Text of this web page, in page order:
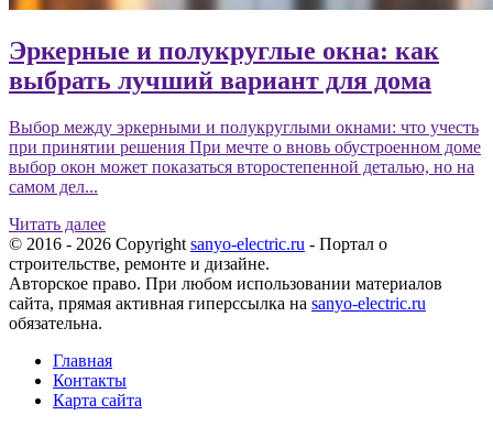
Эркерные и полукруглые окна: как
выбрать лучший вариант для дома
Выбор между эркерными и полукруглыми окнами: что учесть
при принятии решения При мечте о вновь обустроенном доме
выбор окон может показаться второстепенной деталью, но на
самом дел...
Читать далее
© 2016 - 2026 Copyright sanyo-electric.ru - Портал о
строительстве, ремонте и дизайне.
Авторское право. При любом использовании материалов
сайта, прямая активная гиперссылка на sanyo-electric.ru
обязательна.
Главная
Контакты
Карта сайта